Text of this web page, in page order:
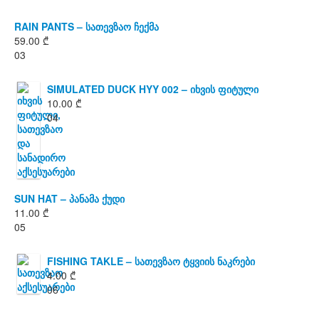
RAIN PANTS – სათევზაო ჩექმა
59.00 ₾
03
SIMULATED DUCK HYY 002 – იხვის ფიტული
10.00 ₾
04
SUN HAT – პანამა ქუდი
11.00 ₾
05
FISHING TAKLE – სათევზაო ტყვიის ნაკრები
4.00 ₾
06